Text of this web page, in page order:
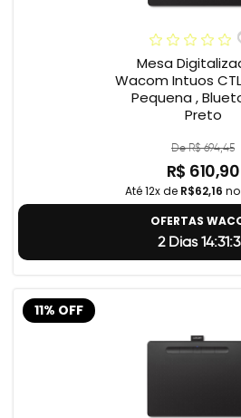
Mesa
Wacom Intuos
Pequena ,
Preto
De R$ 694,45
R$ 610,90
Até 12x de R$62,16
OFERTAS
2 Dias
11% OFF